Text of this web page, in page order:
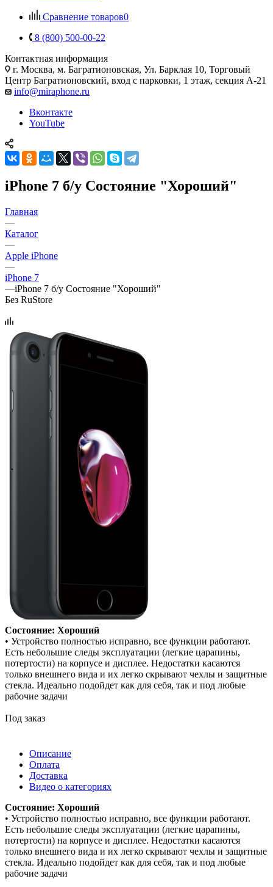
Сравнение товаров0
8 (800) 500-00-22
Контактная информация
г. Москва, м. Багратионовская, Ул. Барклая 10, Торговый
Центр Багратионовский, вход с парковки, 1 этаж, секция А-21
info@miraphone.ru
Вконтакте
YouTube
iPhone 7 б/у Состояние "Хороший"
Главная
—
Каталог
—
Apple iPhone
—
iPhone 7
—iPhone 7 б/у Состояние "Хороший"
Без RuStore
Состояние: Хороший
• Устройство полностью исправно, все функции работают.
Есть небольшие следы эксплуатации (легкие царапины,
потертости) на корпусе и дисплее. Недостатки касаются
только внешнего вида и их легко скрывают чехлы и защитные
стекла. Идеально подойдет как для себя, так и под любые
рабочие задачи
Под заказ
Описание
Оплата
Доставка
Видео о категориях
Состояние: Хороший
• Устройство полностью исправно, все функции работают.
Есть небольшие следы эксплуатации (легкие царапины,
потертости) на корпусе и дисплее. Недостатки касаются
только внешнего вида и их легко скрывают чехлы и защитные
стекла. Идеально подойдет как для себя, так и под любые
рабочие задачи